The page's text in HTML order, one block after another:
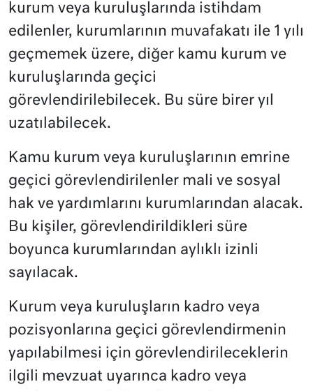
kurum veya kuruluşlarında istihdam
edilenler, kurumlarının muvafakatı ile 1 yılı
geçmemek üzere, diğer kamu kurum ve
kuruluşlarında geçici
görevlendirilebilecek. Bu süre birer yıl
uzatılabilecek.
Kamu kurum veya kuruluşlarının emrine
geçici görevlendirilenler mali ve sosyal
hak ve yardımlarını kurumlarından alacak.
Bu kişiler, görevlendirildikleri süre
boyunca kurumlarından aylıklı izinli
sayılacak.
Kurum veya kuruluşların kadro veya
pozisyonlarına geçici görevlendirmenin
yapılabilmesi için görevlendirileceklerin
ilgili mevzuat uyarınca kadro veya